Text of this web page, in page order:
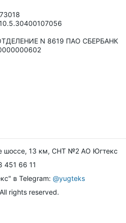
N 8619 ПАО СБЕРБАНК
шоссе, 13 км, СНТ №2 АО Югтекс
451 66 11
в Telegram: @yugteks
rights reserved.